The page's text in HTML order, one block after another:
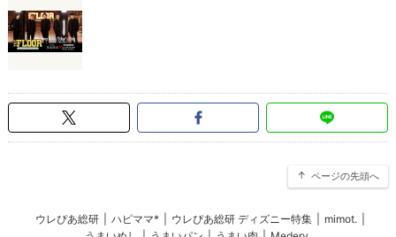
ページの先頭へ
ウレぴあ総研 ハピママ* ウレぴあ総研 ディズニー特集 mimot.